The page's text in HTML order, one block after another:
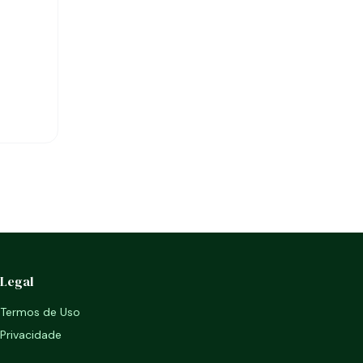
Legal
Termos de Uso
Privacidade